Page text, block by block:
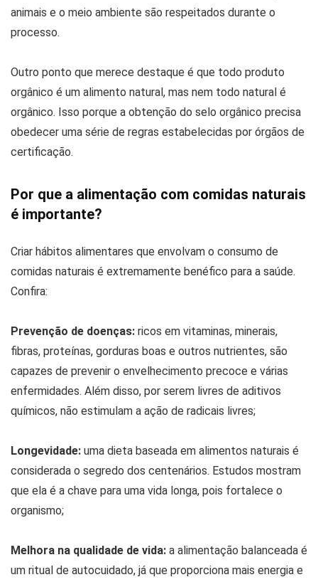
animais e o meio ambiente são respeitados durante o
processo.
Outro ponto que merece destaque é que todo produto
orgânico é um alimento natural, mas nem todo natural é
orgânico. Isso porque a obtenção do selo orgânico precisa
obedecer uma série de regras estabelecidas por órgãos de
certificação.
Por que a alimentação com comidas naturais
é importante?
Criar hábitos alimentares que envolvam o consumo de
comidas naturais é extremamente benéfico para a saúde.
Confira:
Prevenção de doenças: ricos em vitaminas, minerais,
fibras, proteínas, gorduras boas e outros nutrientes, são
capazes de prevenir o envelhecimento precoce e várias
enfermidades. Além disso, por serem livres de aditivos
químicos, não estimulam a ação de radicais livres;
Longevidade: uma dieta baseada em alimentos naturais é
considerada o segredo dos centenários. Estudos mostram
que ela é a chave para uma vida longa, pois fortalece o
organismo;
Melhora na qualidade de vida: a alimentação balanceada é
um ritual de autocuidado, já que proporciona mais energia e